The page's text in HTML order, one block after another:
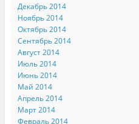
Декабрь 2014
Ноябрь 2014
Октябрь 2014
Сентябрь 2014
Август 2014
Июль 2014
Июнь 2014
Май 2014
Апрель 2014
Март 2014
Февраль 2014